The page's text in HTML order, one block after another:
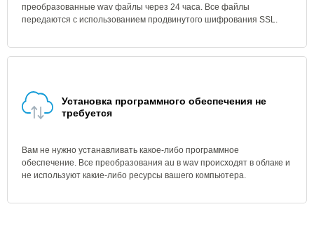
преобразованные wav файлы через 24 часа. Все файлы
передаются с использованием продвинутого шифрования SSL.
Установка программного обеспечения не
требуется
Вам не нужно устанавливать какое-либо программное
обеспечение. Все преобразования au в wav происходят в облаке и
не используют какие-либо ресурсы вашего компьютера.